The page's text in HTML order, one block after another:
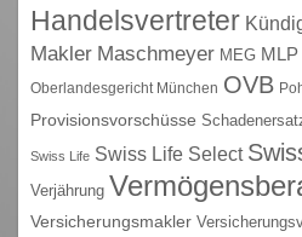
Handelsvertreter
Makler Maschmeyer MEG MLP
Oberlandesgericht München OVB
Provisionsvorschüsse
Swiss Life Swiss Life Select
Verjährung
Versicherungsmakler